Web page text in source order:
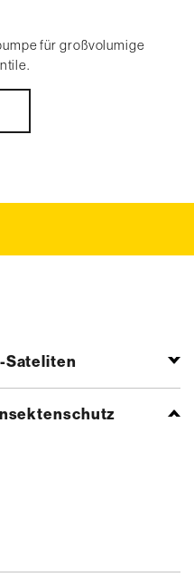
für großvolumige
Sateliten